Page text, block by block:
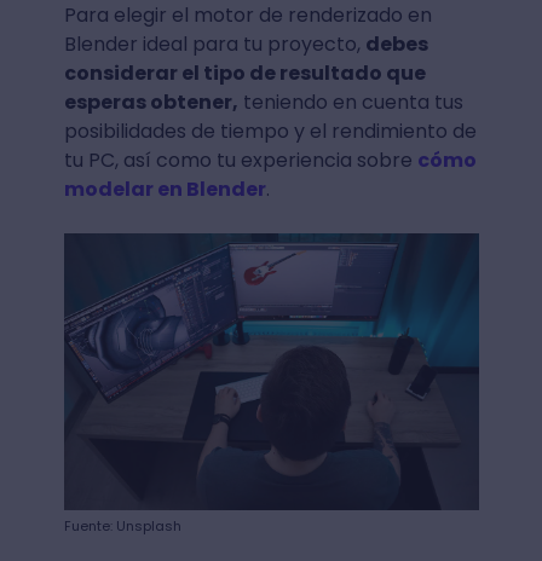
Para elegir el motor de renderizado en
Blender ideal para tu proyecto, debes
considerar el tipo de resultado que
esperas obtener, teniendo en cuenta tus
posibilidades de tiempo y el rendimiento de
tu PC, así como tu experiencia sobre cómo
modelar en Blender.
Fuente: Unsplash